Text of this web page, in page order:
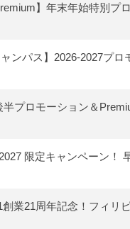
】年末年始特別
ャンパス】2026-2027プ
半プロモーション＆
限定キャンペーン
創業21周年記念！フィ